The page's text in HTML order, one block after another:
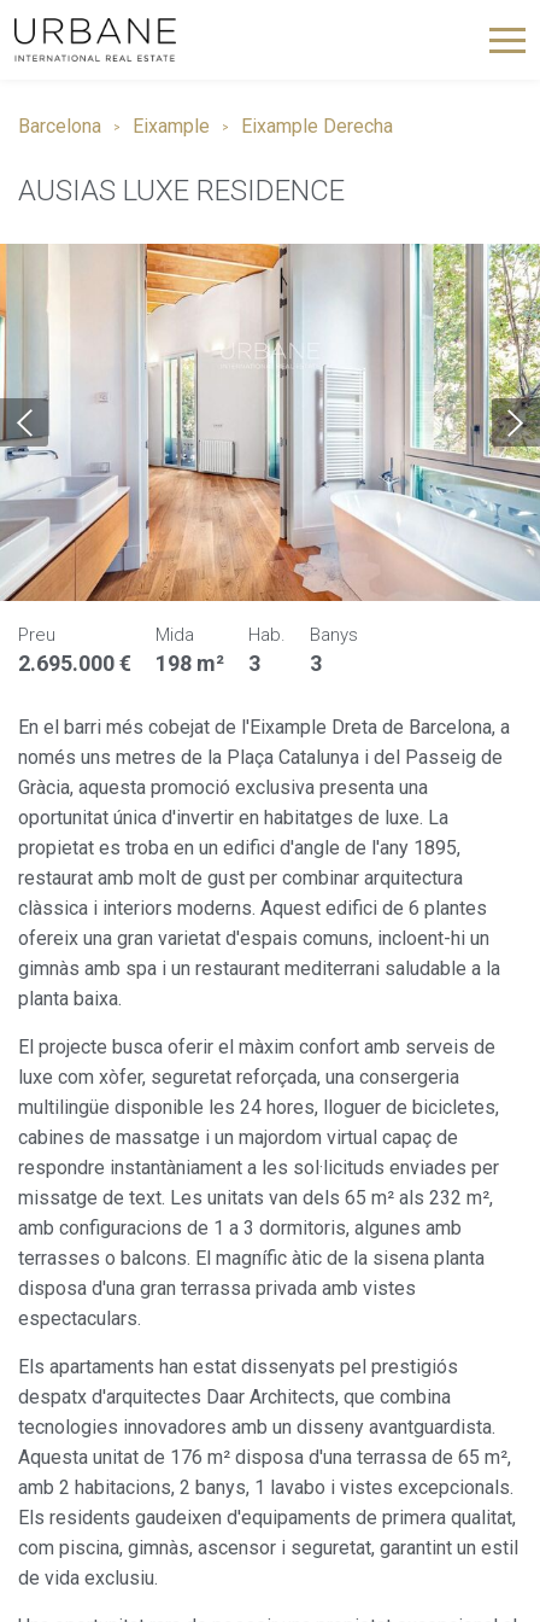
Barcelona Eixample Eixample Derecha
AUSIAS LUXE RESIDENCE
Preu
2.695.000 €
Mida
198 m²
Hab.
3
Banys
3
En el barri més cobejat de l'Eixample Dreta de Barcelona, a
només uns metres de la Plaça Catalunya i del Passeig de
Gràcia, aquesta promoció exclusiva presenta una
oportunitat única d'invertir en habitatges de luxe. La
propietat es troba en un edifici d'angle de l'any 1895,
restaurat amb molt de gust per combinar arquitectura
clàssica i interiors moderns. Aquest edifici de 6 plantes
ofereix una gran varietat d'espais comuns, incloent-hi un
gimnàs amb spa i un restaurant mediterrani saludable a la
planta baixa.
El projecte busca oferir el màxim confort amb serveis de
luxe com xòfer, seguretat reforçada, una consergeria
multilingüe disponible les 24 hores, lloguer de bicicletes,
cabines de massatge i un majordom virtual capaç de
respondre instantàniament a les sol·licituds enviades per
missatge de text. Les unitats van dels 65 m² als 232 m²,
amb configuracions de 1 a 3 dormitoris, algunes amb
terrasses o balcons. El magnífic àtic de la sisena planta
disposa d'una gran terrassa privada amb vistes
espectaculars.
Els apartaments han estat dissenyats pel prestigiós
despatx d'arquitectes Daar Architects, que combina
tecnologies innovadores amb un disseny avantguardista.
Aquesta unitat de 176 m² disposa d'una terrassa de 65 m²,
amb 2 habitacions, 2 banys, 1 lavabo i vistes excepcionals.
Els residents gaudeixen d'equipaments de primera qualitat,
com piscina, gimnàs, ascensor i seguretat, garantint un estil
de vida exclusiu.